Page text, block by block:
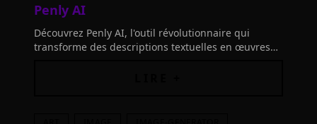
Penly AI
Découvrez Penly AI, l'outil révolutionnaire qui
transforme des descriptions textuelles en œuvres